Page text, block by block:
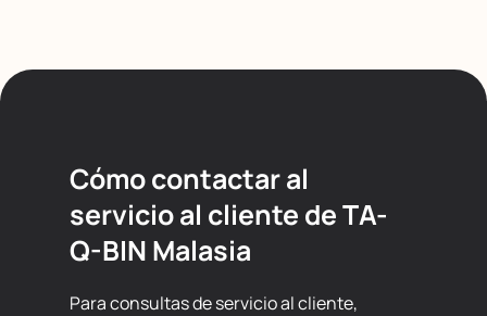
Cómo contactar al
servicio al cliente de TA-
Q-BIN Malasia
Para consultas de servicio al cliente,